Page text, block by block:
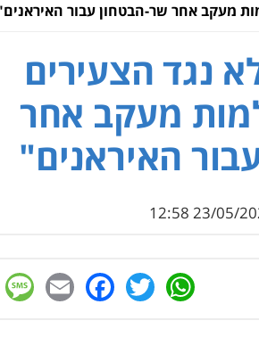
מעקב אחר שר-הבטחון עבור
נגד הצעירים
מעקב אחר
האיראנים"
WhatsApp
Twitter